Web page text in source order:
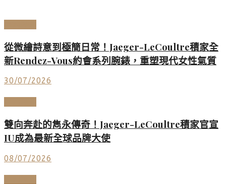
從微繪詩意到極簡日常！Jaeger-LeCoultre積家全
新Rendez-Vous約會系列腕錶，重塑現代女性氣質
30/07/2026
雙向奔赴的雋永傳奇！Jaeger-LeCoultre積家官宣
IU成為最新全球品牌大使
08/07/2026